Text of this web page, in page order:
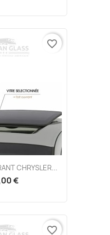
CHRYSLER...
€
favorite_border
favorite_border